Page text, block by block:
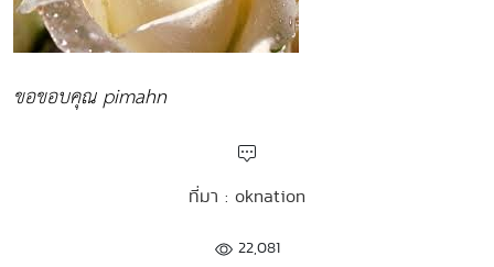
ขอขอบคุณ pimahn
ที่มา : oknation
22,081